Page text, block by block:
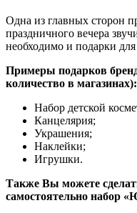
Одна из главных сторон
праздничного вечера
необходимо и подарки
Примеры подарков
количество в магазинах):
Набор детской
Канцелярия;
Украшения;
Наклейки;
Игрушки.
Также Вы можете
самостоятельно набор